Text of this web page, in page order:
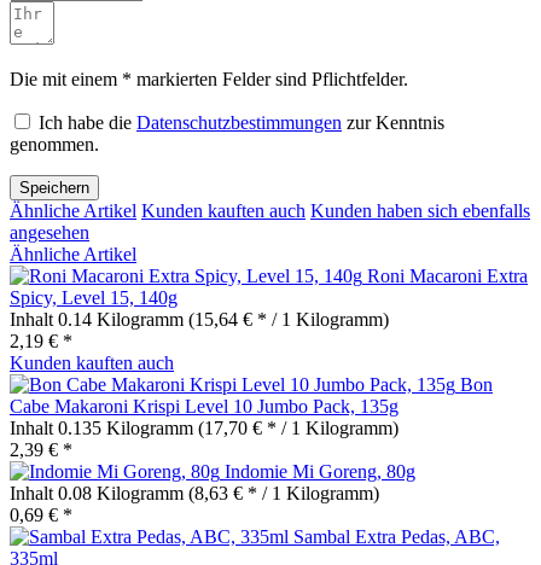
Die mit einem * markierten Felder sind Pflichtfelder.
Ich habe die Datenschutzbestimmungen zur Kenntnis
genommen.
Speichern
Ähnliche Artikel Kunden kauften auch Kunden haben sich ebenfalls
angesehen
Ähnliche Artikel
Roni Macaroni Extra
Spicy, Level 15, 140g
Inhalt 0.14 Kilogramm (15,64 € * / 1 Kilogramm)
2,19 € *
Kunden kauften auch
Bon
Cabe Makaroni Krispi Level 10 Jumbo Pack, 135g
Inhalt 0.135 Kilogramm (17,70 € * / 1 Kilogramm)
2,39 € *
Indomie Mi Goreng, 80g
Inhalt 0.08 Kilogramm (8,63 € * / 1 Kilogramm)
0,69 € *
Sambal Extra Pedas, ABC,
335ml